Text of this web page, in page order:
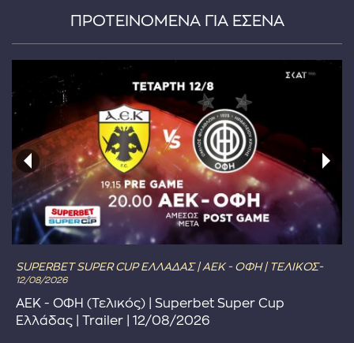
ΠΡΟΤΕΙΝΟΜΕΝΑ ΓΙΑ ΕΣΕΝΑ
SUPERBET SUPER CUP ΕΛΛΑΔΑΣ | ΑΕΚ - ΟΦΗ | ΤΕΛΙΚΟΣ-
12/08/2026
ΑΕΚ - ΟΦΗ (Τελικός) | Superbet Super Cup
Ελλάδας | Trailer | 12/08/2026